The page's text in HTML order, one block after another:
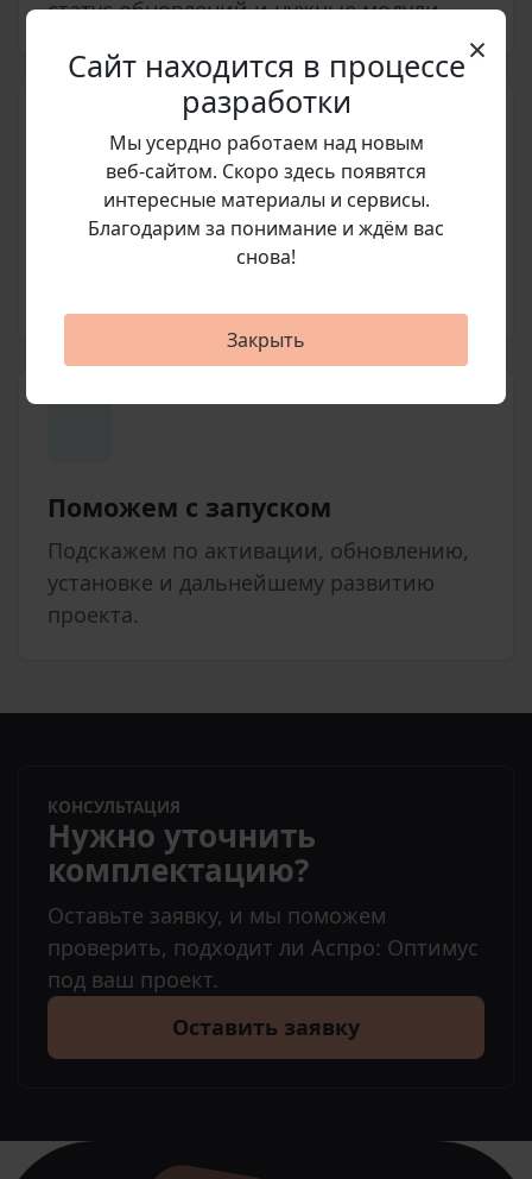
статус обновлений и нужные модули.
Подготовим счет
Согласуем позицию, стоимость и
Поможем с запуском
Подскажем по активации, обновлению,
установке и дальнейшему развитию
проекта.
КОНСУЛЬТАЦИЯ
Нужно уточнить
комплектацию?
Оставьте заявку, и мы поможем
проверить, подходит ли Аспро: Оптимус
под ваш проект.
Оставить заявку
×
Сайт находится в процессе
разработки
Мы усердно работаем над новым
веб‑сайтом. Скоро здесь появятся
интересные материалы и сервисы.
Благодарим за понимание и ждём вас
снова!
Закрыть